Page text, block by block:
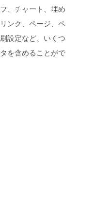
、チャート、埋め
ンク、ページ、ペ
設定など、いくつ
を含めることがで